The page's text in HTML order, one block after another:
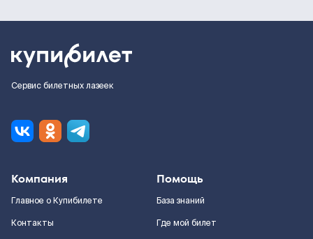
Сервис билетных лазеек
Компания
Главное о Купибилете
Контакты
Помощь
База знаний
Где мой билет